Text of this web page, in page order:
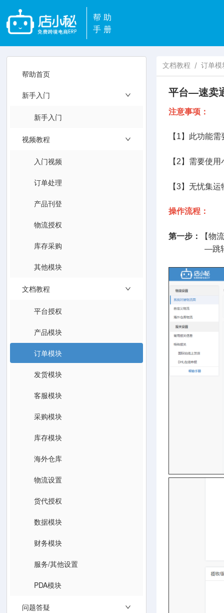
帮助
手册
帮助首页
新手入门
新手入门
视频教程
入门视频
订单处理
产品刊登
物流授权
库存采购
其他模块
文档教程
平台授权
产品模块
订单模块
发货模块
客服模块
采购模块
库存模块
海外仓库
物流设置
货代授权
数据模块
财务模块
服务/其他设置
PDA模块
问题答疑
文档教程 / 订单模
平台—速卖
注意事项：
【1】此功能
【2】需要使
【3】无忧集
操作流程：
第一步：
【物
—跳转到物